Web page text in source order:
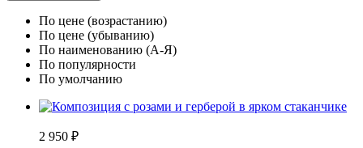
По цене (возрастанию)
По цене (убыванию)
По наименованию (А-Я)
По популярности
По умолчанию
2 950 ₽